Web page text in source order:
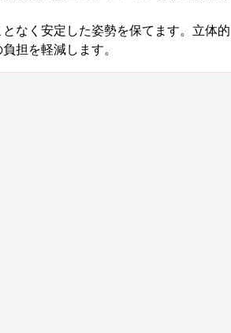
なく安定した姿勢を保てます。立体的
担を軽減します。